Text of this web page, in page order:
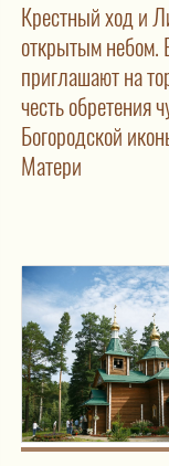
Крестный ход и
открытым
приглашают на
честь обретения
Богородской
Матери